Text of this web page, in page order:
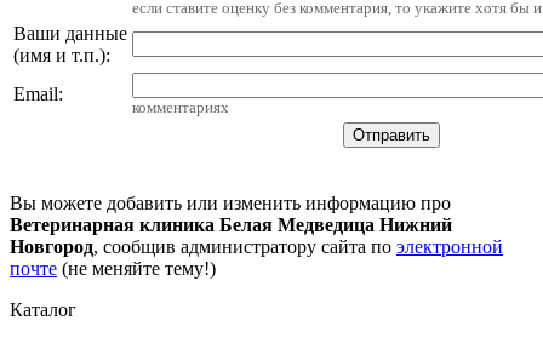
если ставите оценку без комментария, то укажите хотя бы
Ваши данные
(имя и т.п.):
Email:
комментариях
Вы можете добавить или изменить информацию про
Ветеринарная клиника Белая Медведица Нижний
Новгород, сообщив администратору сайта по электронной
почте (не меняйте тему!)
Каталог